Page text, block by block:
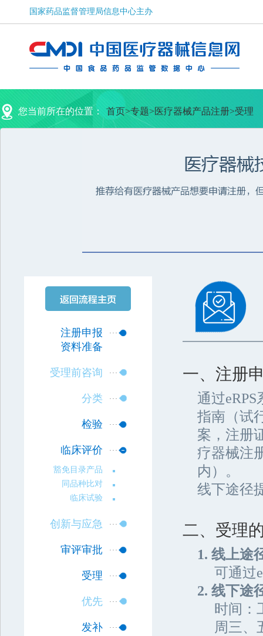
您当前所在的位置： 首页>专题>医疗器械产品注册>受理
注册申报
资料准备
受理前咨询
分类
检验
临床评价
豁免目录产品
同品种比对
临床试验
创新与应急
审评审批
受理
优先
发补
一、注册
通过
指南（试
案，注册
疗器械注
内）。
线下途径
二、受理
1. 线上途
可通过
2. 线下途
时间：
周三、